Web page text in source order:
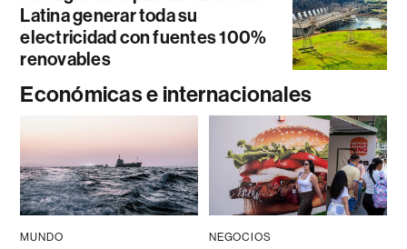
Latina generar toda su
electricidad con fuentes 100%
renovables
Económicas e internacionales
MUNDO NEGOCIOS